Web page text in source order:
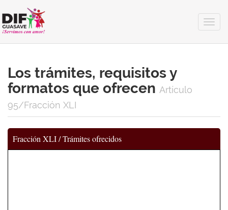
Los trámites, requisitos y
formatos que ofrecen Artículo
95/Fracción XLI
Fracción XLI / Trámites ofrecidos